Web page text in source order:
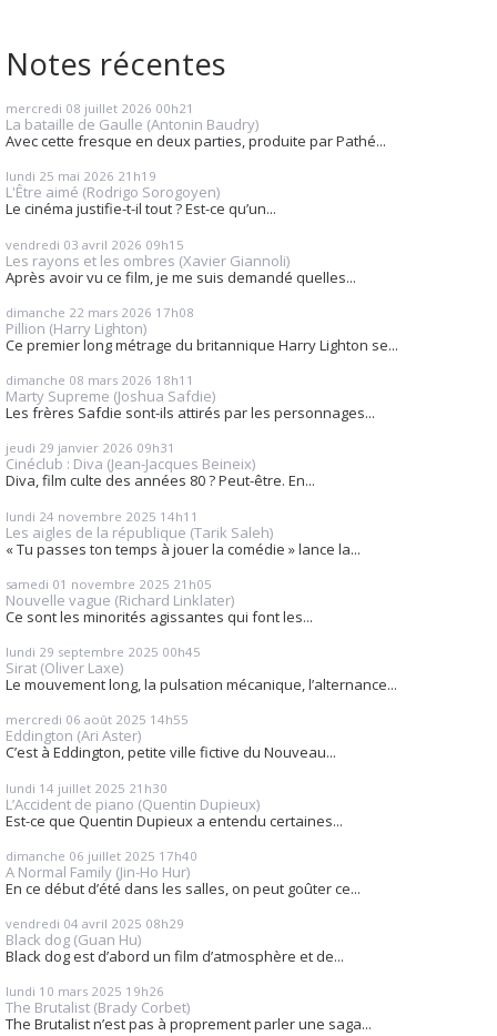
Notes récentes
mercredi 08 juillet 2026 00h21
La bataille de Gaulle (Antonin Baudry)
Avec cette fresque en deux parties, produite par Pathé...
lundi 25 mai 2026 21h19
L'Être aimé (Rodrigo Sorogoyen)
Le cinéma justifie-t-il tout ? Est-ce qu’un...
vendredi 03 avril 2026 09h15
Les rayons et les ombres (Xavier Giannoli)
Après avoir vu ce film, je me suis demandé quelles...
dimanche 22 mars 2026 17h08
Pillion (Harry Lighton)
Ce premier long métrage du britannique Harry Lighton se...
dimanche 08 mars 2026 18h11
Marty Supreme (Joshua Safdie)
Les frères Safdie sont-ils attirés par les personnages...
jeudi 29 janvier 2026 09h31
Cinéclub : Diva (Jean-Jacques Beineix)
Diva, film culte des années 80 ? Peut-être. En...
lundi 24 novembre 2025 14h11
Les aigles de la république (Tarik Saleh)
« Tu passes ton temps à jouer la comédie » lance la...
samedi 01 novembre 2025 21h05
Nouvelle vague (Richard Linklater)
Ce sont les minorités agissantes qui font les...
lundi 29 septembre 2025 00h45
Sirat (Oliver Laxe)
Le mouvement long, la pulsation mécanique, l’alternance...
mercredi 06 août 2025 14h55
Eddington (Ari Aster)
C’est à Eddington, petite ville fictive du Nouveau...
lundi 14 juillet 2025 21h30
L’Accident de piano (Quentin Dupieux)
Est-ce que Quentin Dupieux a entendu certaines...
dimanche 06 juillet 2025 17h40
A Normal Family (Jin-Ho Hur)
En ce début d’été dans les salles, on peut goûter ce...
vendredi 04 avril 2025 08h29
Black dog (Guan Hu)
Black dog est d’abord un film d’atmosphère et de...
lundi 10 mars 2025 19h26
The Brutalist (Brady Corbet)
The Brutalist n’est pas à proprement parler une saga...